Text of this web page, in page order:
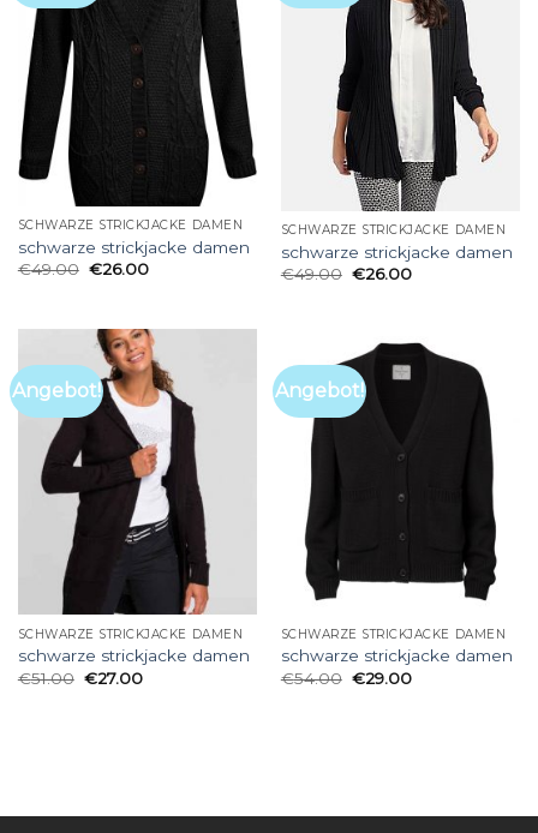
SCHWARZE STRICKJACKE DAMEN
schwarze strickjacke damen
€49.00 €26.00
SCHWARZE STRICKJACKE DAMEN
schwarze strickjacke damen
€49.00 €26.00
Angebot!
SCHWARZE STRICKJACKE DAMEN
schwarze strickjacke damen
€51.00 €27.00
Angebot!
SCHWARZE STRICKJACKE DAMEN
schwarze strickjacke damen
€54.00 €29.00